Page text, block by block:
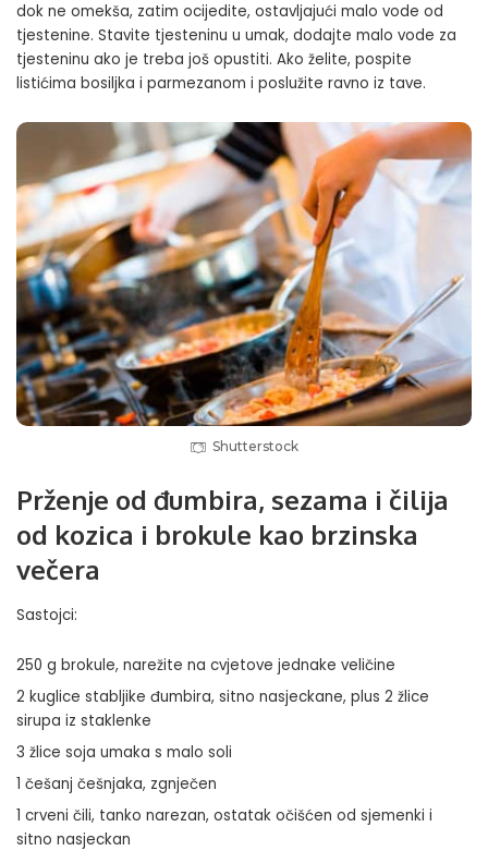
dok ne omekša, zatim ocijedite, ostavljajući malo vode od
tjestenine. Stavite tjesteninu u umak, dodajte malo vode za
tjesteninu ako je treba još opustiti. Ako želite, pospite
listićima bosiljka i parmezanom i poslužite ravno iz tave.
Shutterstock
Prženje od đumbira, sezama i čilija
od kozica i brokule kao brzinska
večera
Sastojci:
250 g brokule, narežite na cvjetove jednake veličine
2 kuglice stabljike đumbira, sitno nasjeckane, plus 2 žlice
sirupa iz staklenke
3 žlice soja umaka s malo soli
1 češanj češnjaka, zgnječen
1 crveni čili, tanko narezan, ostatak očišćen od sjemenki i
sitno nasjeckan